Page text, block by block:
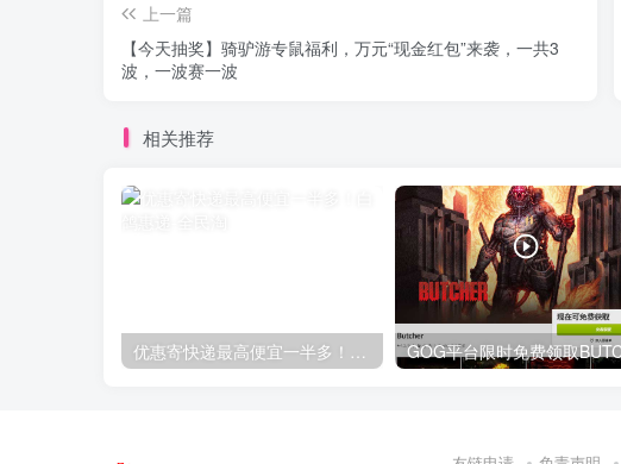
上一篇
【今天抽奖】骑驴游专鼠福利，万元“现金红包”来袭，一共3
波，一波赛一波
相关推荐
优惠寄快递最高便宜一半多！白鸽惠递